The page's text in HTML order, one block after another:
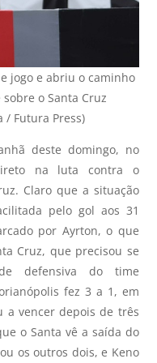
jogo e abriu o caminho
o Santa Cruz
/ Futura Press)
deste domingo, no
na luta contra o
Claro que a situação
pelo gol aos 31
por Ayrton, o que
Cruz, que precisou se
defensiva do time
fez 3 a 1, em
a vencer depois de três
o Santa vê a saída do
os outros dois, e Keno